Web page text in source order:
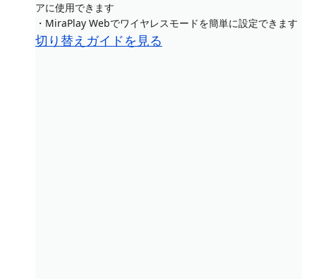
アに使用できます
・MiraPlay Webでワイヤレスモードを簡単に設定できます
切り替えガイドを見る